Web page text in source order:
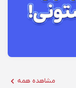
مشاهده همه